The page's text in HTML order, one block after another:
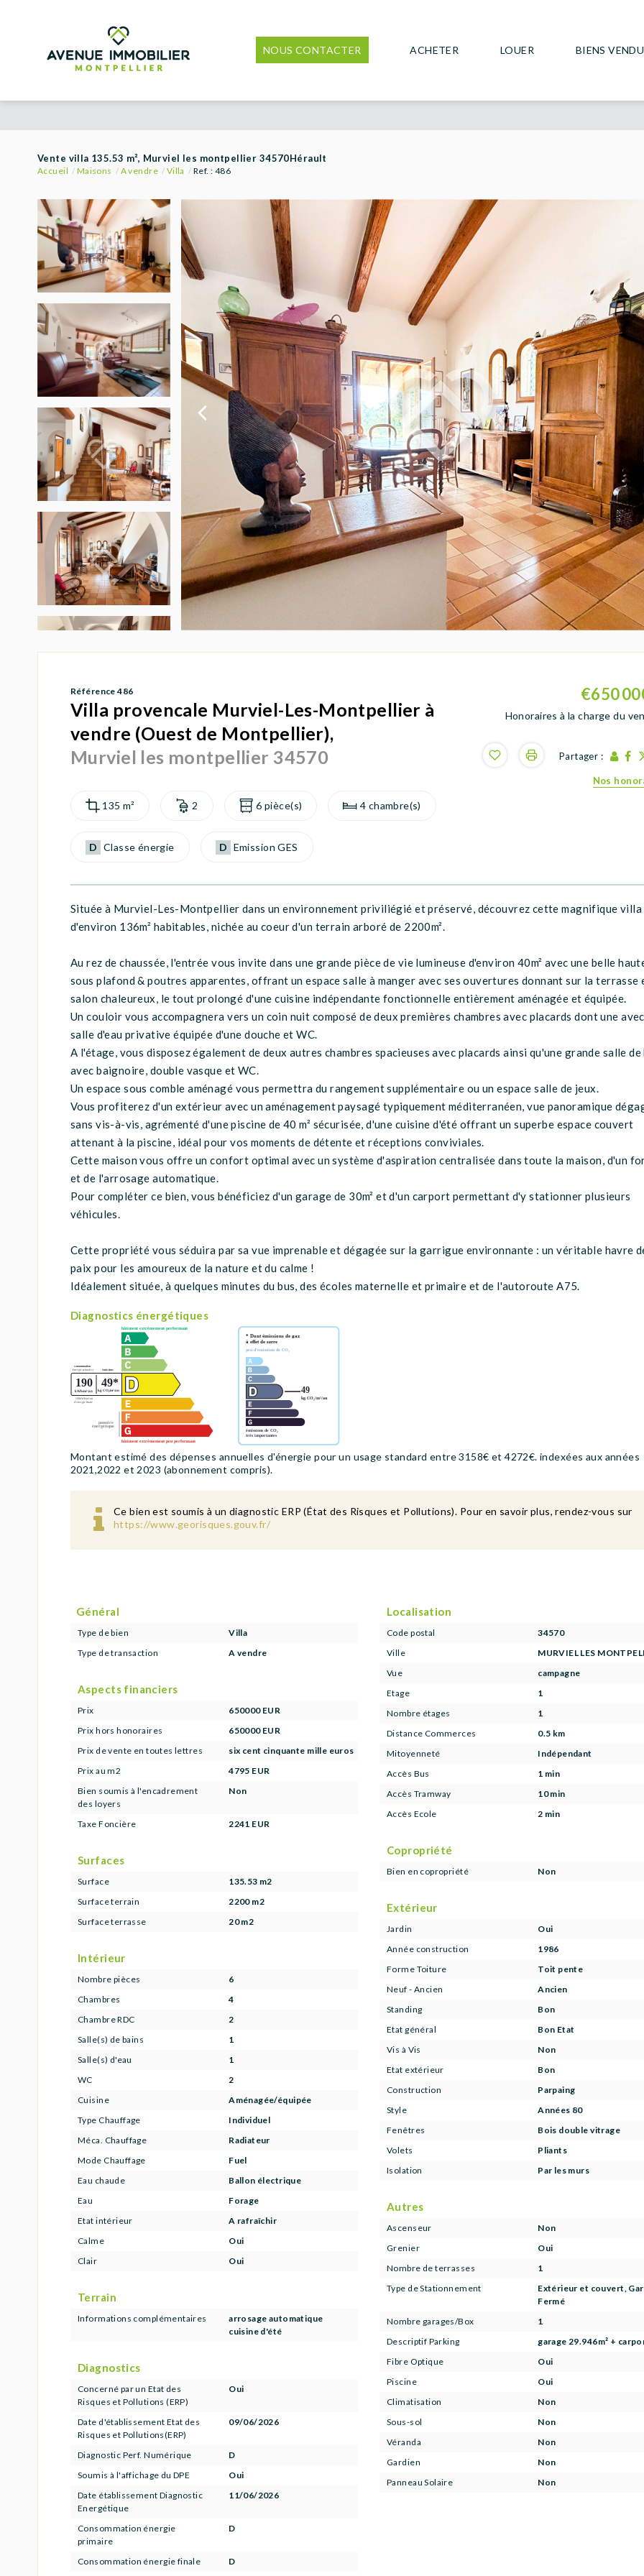
NOUS CONTACTER ACHETER LOUER BIENS
Vente villa 135.53 m², Murviel les montpellier 34570Hérault
Accueil Maisons A vendre Villa Ref. : 486
Référence 486
Villa provencale Murviel-Les-Montpellier à
vendre (Ouest de Montpellier),
Murviel les montpellier 34570
2 6 pièce(s) 4 chambre(s)
135 m²
D Classe énergie D Emission GES
€650
Honoraires à la charge du
Partager :
Nos
Située à Murviel-Les-Montpellier dans un environnement priviliégié et préservé, découvrez cette magnifique villa
d'environ 136m² habitables, nichée au coeur d'un terrain arboré de 2200m².
Au rez de chaussée, l'entrée vous invite dans une grande pièce de vie lumineuse d'environ 40m² avec une belle
sous plafond & poutres apparentes, offrant un espace salle à manger avec ses ouvertures donnant sur la terrasse
salon chaleureux, le tout prolongé d'une cuisine indépendante fonctionnelle entièrement aménagée et équipée.
Un couloir vous accompagnera vers un coin nuit composé de deux premières chambres avec placards dont une avec
salle d'eau privative équipée d'une douche et WC.
A l'étage, vous disposez également de deux autres chambres spacieuses avec placards ainsi qu'une grande salle de
avec baignoire, double vasque et WC.
Un espace sous comble aménagé vous permettra du rangement supplémentaire ou un espace salle de jeux.
Vous profiterez d'un extérieur avec un aménagement paysagé typiquement méditerranéen, vue panoramique
sans vis-à-vis, agrémenté d'une piscine de 40 m² sécurisée, d'une cuisine d'été offrant un superbe espace couvert
attenant à la piscine, idéal pour vos moments de détente et réceptions conviviales.
Cette maison vous offre un confort optimal avec un système d'aspiration centralisée dans toute la maison, d'un
et de l'arrosage automatique.
Pour compléter ce bien, vous bénéficiez d'un garage de 30m² et d'un carport permettant d'y stationner plusieurs
véhicules.
Cette propriété vous séduira par sa vue imprenable et dégagée sur la garrigue environnante : un véritable havre
paix pour les amoureux de la nature et du calme !
Idéalement située, à quelques minutes du bus, des écoles maternelle et primaire et de l'autoroute A75.
Diagnostics énergétiques
Montant estimé des dépenses annuelles d'énergie pour un usage standard entre 3158€ et 4272€. indexées aux années
2021,2022 et 2023 (abonnement compris).
Ce bien est soumis à un diagnostic ERP (État des Risques et Pollutions). Pour en savoir plus, rendez-vous sur
https://www.georisques.gouv.fr/
Général
Type de bien
Villa
Type de transaction
A vendre
Localisation
Code postal
34570
Ville
MURVIEL LES
Vue
campagne
Etage
1
Nombre étages
1
Distance Commerces
0.5 km
Mitoyenneté
Indépendant
Accès Bus
1 min
Accès Tramway
10 min
Accès Ecole
2 min
Aspects financiers
Prix
650000 EUR
Prix hors honoraires
650000 EUR
Prix de vente en toutes lettres
six cent cinquante mille euros
Prix au m2
4795 EUR
Bien soumis à l'encadrement
des loyers
Non
Taxe Foncière 2241 EUR
Copropriété
Bien en copropriété Non
Surfaces
Surface
135.53 m2
Surface terrain
2200 m2
Surface terrasse
20 m2
Extérieur
Jardin
Oui
Année construction
1986
Forme Toiture
Toit pente
Neuf - Ancien
Ancien
Standing
Bon
Etat général
Bon Etat
Vis à Vis
Non
Etat extérieur
Bon
Construction
Parpaing
Style
Années 80
Fenêtres
Bois double vitrage
Volets
Pliants
Isolation
Par les murs
Intérieur
Nombre pièces
6
Chambres
4
Chambre RDC
2
Salle(s) de bains
1
Salle(s) d'eau
1
WC
2
Cuisine
Aménagée/équipée
Type Chauffage
Individuel
Méca. Chauffage
Radiateur
Mode Chauffage
Fuel
Eau chaude
Ballon électrique
Eau
Forage
Etat intérieur
A rafraîchir
Calme
Oui
Clair
Oui
Autres
Ascenseur
Non
Grenier
Oui
Nombre de terrasses
1
Type de Stationnement
Extérieur et couvert,
Fermé
Nombre garages/Box
1
Descriptif Parking
garage 29.946m² +
Fibre Optique
Oui
Piscine
Oui
Climatisation
Non
Sous-sol
Non
Véranda
Non
Gardien
Non
Panneau Solaire
Non
Terrain
Informations complémentaires
arrosage automatique
cuisine d'été
Diagnostics
Concerné par un Etat des
Risques et Pollutions (ERP)
Oui
Date d'établissement Etat des
Risques et Pollutions(ERP)
09/06/2026
Diagnostic Perf. Numérique
D
Soumis à l'affichage du DPE
Oui
Date établissement Diagnostic
Energétique
11/06/2026
Consommation énergie
primaire
D
Consommation énergie finale
D